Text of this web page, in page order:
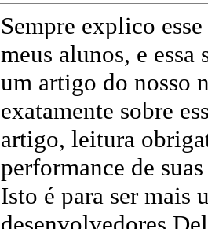
Sempre explico
meus alunos, e essa
um artigo do nosso
exatamente sobre
artigo, leitura
performance de
Isto é para ser mais